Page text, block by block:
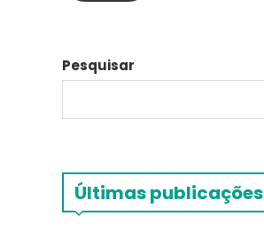
Pesquisar
Últimas publicações